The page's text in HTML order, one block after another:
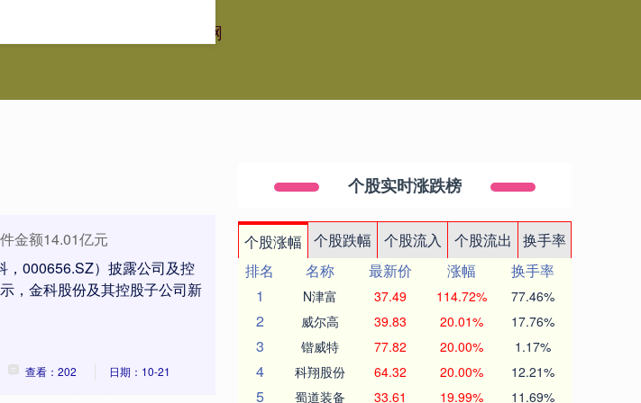
正规炒股配资知识网
金额14.01亿元
，000656.SZ）披露公司及控
，金科股份及其控股子公司新
查看：202 日期：10-21
个股实时涨跌榜
个股涨幅 个股跌幅 个股流入 个股流出
换手率
排名
名称 最新价 涨幅
换手率
1
N津富 37.49 114.72% 77.46%
2 威尔高 39.83 20.01% 17.76%
3 锴威特 77.82 20.00% 1.17%
4 科翔股份 64.32 20.00% 12.21%
5 蜀道装备 33.61 19.99% 11.69%